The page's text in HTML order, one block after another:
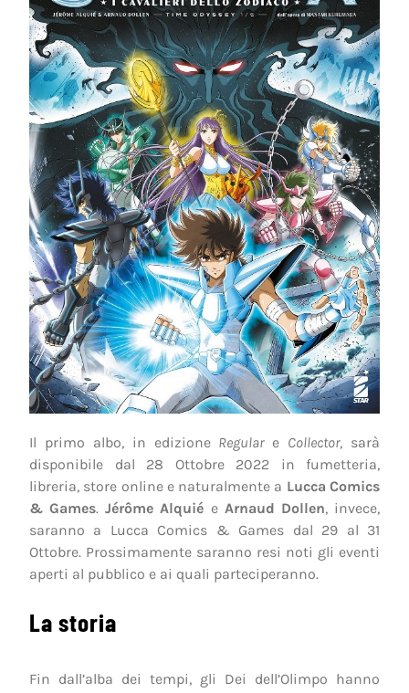
Il primo albo, in edizione Regulare Collector, sarà
disponibile dal 28 Ottobre 2022 in fumetteria,
libreria, store online e naturalmente a Lucca Comics
& Games.Jérôme Alquié e Arnaud Dollen, invece,
saranno a Lucca Comics & Games dal 29 al 31
Ottobre. Prossimamente saranno resi noti gli eventi
aperti al pubblico e ai quali parteciperanno.
La storia
Fin dall’alba dei tempi, gli Dei dell’Olimpo hanno